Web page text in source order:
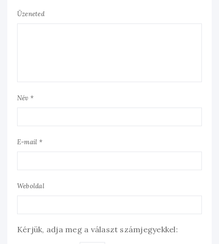
Üzeneted
Név *
E-mail *
Weboldal
Kérjük, adja meg a választ számjegyekkel: